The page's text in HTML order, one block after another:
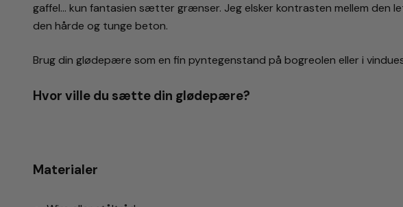
gaffel… kun fantasien sætter grænser. Jeg elsker kontrasten mellem den
den hårde og tunge beton.
Brug din glødepære som en fin pyntegenstand på bogreolen eller i
Hvor ville du sætte din glødepære?
Materialer